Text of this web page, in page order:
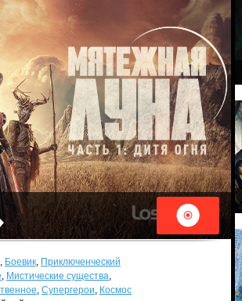
, Боевик, Приключенческий
, Мистические существа,
, Супергерои, Космос